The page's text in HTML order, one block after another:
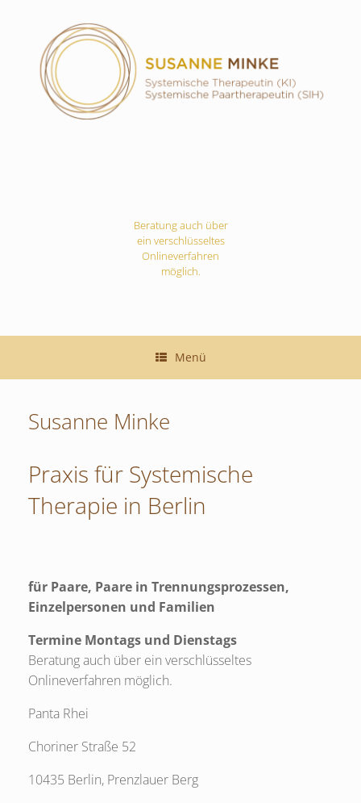
Beratung auch über
ein verschlüsseltes
Onlineverfahren
möglich.
Menü
Susanne Minke
Praxis für Systemische
Therapie in Berlin
für Paare, Paare in Trennungsprozessen,
Einzelpersonen und Familien
Termine Montags und Dienstags
Beratung auch über ein verschlüsseltes
Onlineverfahren möglich.
Panta Rhei
Choriner Straße 52
10435 Berlin, Prenzlauer Berg